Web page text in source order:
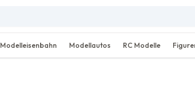
Modelleisenbahn Modellautos RC Modelle